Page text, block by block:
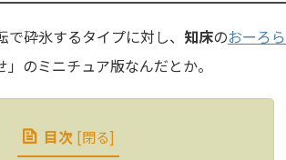
砕氷するタイプに対し、 知床のおーろら
のミニチュア版なんだとか。
目次 [閉る]